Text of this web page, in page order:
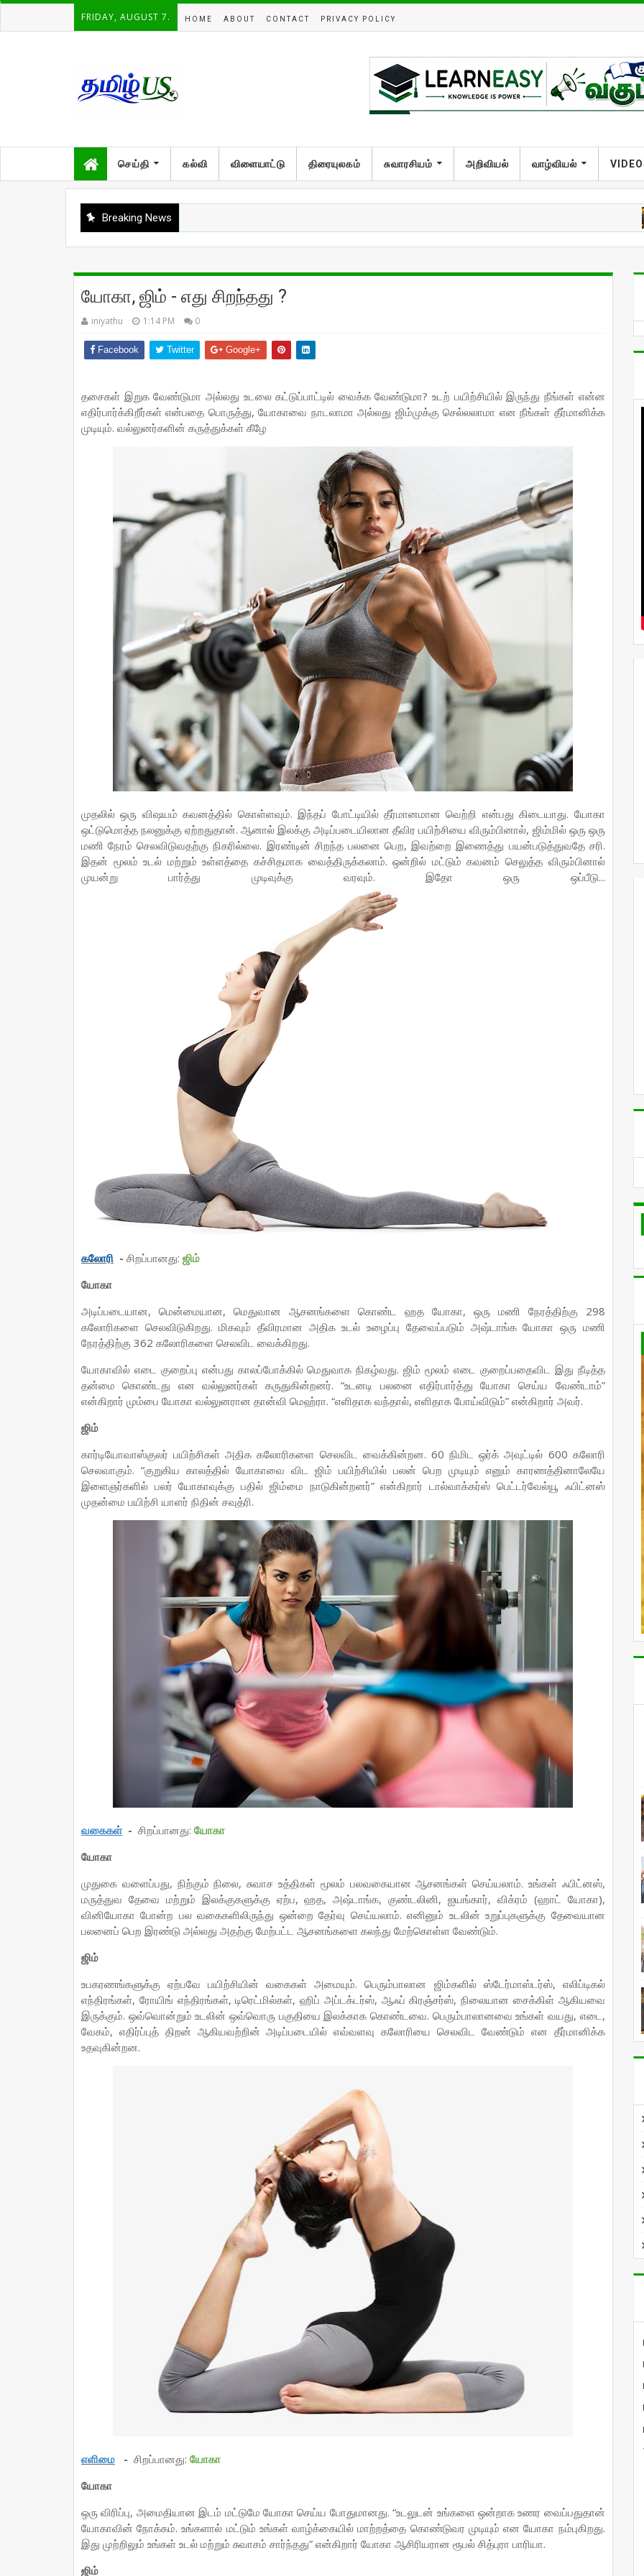
FRIDAY, AUGUST 7. HOME ABOUT CONTACT PRIVACY POLICY
செய்தி கல்வி விளையாட்டு திரையுலகம் சுவாரசியம் அறிவியல் வாழ்வியல்
Breaking News
யோகா, ஜிம் - எது சிறந்தது ?
iniyathu 1:14 PM 0
Facebook Twitter Google+
தசைகள் இறுக வேண்டுமா அல்லது உடலை கட்டுப்பாட்டில் வைக்க வேண்டுமா? உடற் பயிற்சியில் இருந்து நீங்கள் என்ன
எதிர்பார்க்கிறீர்கள் என்பதை பொருத்து, யோகாவை நாடலாமா அல்லது ஜிம்முக்கு செல்லலாமா என நீங்கள் தீர்மானிக்க
முடியும். வல்லுனர்களின் கருத்துக்கள் கீழே
முதலில் ஒரு விஷயம் கவனத்தில் கொள்ளவும். இந்தப் போட்டியில் தீர்மானமான வெற்றி என்பது கிடையாது. யோகா
ஒட்டுமொத்த நலனுக்கு ஏற்றதுதான். ஆனால் இலக்கு அடிப்படையிலான தீவிர பயிற்சியை விரும்பினால், ஜிம்மில் ஒரு ஒரு
மணி நேரம் செலவிடுவதற்கு நிகரில்லை. இரண்டின் சிறந்த பலனை பெற, இவற்றை இணைத்து பயன்படுத்துவதே சரி.
இதன் மூலம் உடல் மற்றும் உள்ளத்தை கச்சிதமாக வைத்திருக்கலாம். ஒன்றில் மட்டும் கவனம் செலுத்த விரும்பினால்
முயன்று பார்த்து முடிவுக்கு வரவும். இதோ ஒரு ஒப்பீடு...
கலோரி - சிறப்பானது: ஜிம்
யோகா
அடிப்படையான, மென்மையான, மெதுவான ஆசனங்களை கொண்ட ஹத யோகா, ஒரு மணி நேரத்திற்கு 298
கலோரிகளை செலவிடுகிறது. மிகவும் தீவிரமான அதிக உடல் உழைப்பு தேவைப்படும் அஷ்டாங்க யோகா ஒரு மணி
நேரத்திற்கு 362 கலோரிகளை செலவிட வைக்கிறது.
யோகாவில் எடை குறைப்பு என்பது காலப்போக்கில் மெதுவாக நிகழ்வது. ஜிம் மூலம் எடை குறைப்பதைவிட இது நீடித்த
தன்மை கொண்டது என வல்லுனர்கள் கருதுகின்றனர். “உடனடி பலனை எதிர்பார்த்து யோகா செய்ய வேண்டாம்”
என்கிறார் மும்பை யோகா வல்லுனரான தான்வி மெஹ்ரா. “எளிதாக வந்தால், எளிதாக போய்விடும்” என்கிறார் அவர்.
ஜிம்
கார்டியோவாஸ்குலர் பயிற்சிகள் அதிக கலோரிகளை செலவிட வைக்கின்றன. 60 நிமிட ஒர்க் அவுட்டில் 600 கலோரி
செலவாகும். “குறுகிய காலத்தில் யோகாவை விட ஜிம் பயிற்சியில் பலன் பெற முடியும் எனும் காரணத்தினாலேயே
இளைஞர்களில் பலர் யோகாவுக்கு பதில் ஜிம்மை நாடுகின்றனர்” என்கிறார் டால்வாக்கர்ஸ் பெட்டர்வேல்யூ ஃபிட்னஸ்
முதன்மை பயிற்சி யாளர் நிதின் சவுத்ரி.
வகைகள் - சிறப்பானது: யோகா
யோகா
முதுகை வளைப்பது, நிற்கும் நிலை, சுவாச உத்திகள் மூலம் பலவகையான ஆசனங்கள் செய்யலாம். உங்கள் ஃபிட்னஸ்,
மருத்துவ தேவை மற்றும் இலக்குகளுக்கு ஏற்ப, ஹத, அஷ்டாங்க, குண்டலினி, ஐயங்கார், விக்ரம் (ஹாட் யோகா),
வினியோகா போன்ற பல வகைகளிலிருந்து ஒன்றை தேர்வு செய்யலாம். எனினும் உடலின் உறுப்புகளுக்கு தேவையான
பலனைப் பெற இரண்டு அல்லது அதற்கு மேற்பட்ட ஆசனங்களை கலந்து மேற்கொள்ள வேண்டும்.
ஜிம்
உபகரணங்களுக்கு ஏற்பவே பயிற்சியின் வகைகள் அமையும். பெரும்பாலான ஜிம்களில் ஸ்டேர்மாஸ்டர்ஸ், எலிப்டிகல்
எந்திரங்கள், ரோயிங் எந்திரங்கள், டிரெட்மில்கள், ஹிப் அப்டக்டர்ஸ், ஆஃப் கிரஞ்சர்ஸ், நிலையான சைக்கிள் ஆகியவை
இருக்கும். ஒவ்வொன்றும் உடலின் ஒவ்வொரு பகுதியை இலக்காக கொண்டவை. பெரும்பாலானவை உங்கள் வயது, எடை,
வேகம், எதிர்ப்புத் திறன் ஆகியவற்றின் அடிப்படையில் எவ்வளவு கலோரியை செலவிட வேண்டும் என தீர்மானிக்க
உதவுகின்றன.
எளிமை - சிறப்பானது: யோகா
யோகா
ஒரு விரிப்பு, அமைதியான இடம் மட்டுமே யோகா செய்ய போதுமானது. “உடலுடன் உங்களை ஒன்றாக உணர வைப்பதுதான்
யோகாவின் நோக்கம். உங்களால் மட்டும் உங்கள் வாழ்க்கையில் மாற்றத்தை கொண்டுவர முடியும் என யோகா நம்புகிறது.
இது முற்றிலும் உங்கள் உடல் மற்றும் சுவாசம் சார்ந்தது” என்கிறார் யோகா ஆசிரியரான ரூபல் சித்புரா பாரியா.
ஜிம்